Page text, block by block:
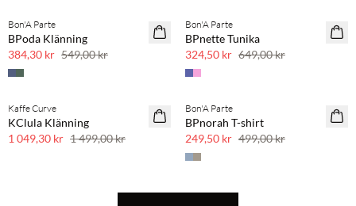
SAVE20
Bon'A Parte
BPoda Klänning
384,30 kr 549,00 kr
SAVE20
Bon'A Parte
BPnette Tunika
324,50 kr 649,00 kr
SAVE20
Kaffe Curve
KClula Klänning
1 049,30 kr 1 499,00 kr
SAVE20
Bon'A Parte
BPnorah T-shirt
249,50 kr 499,00 kr